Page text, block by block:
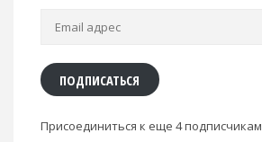
Email
ПОДПИСАТЬСЯ
Присоединиться к еще 4 подписчикам